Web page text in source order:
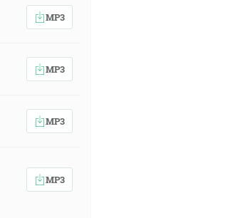
MP3
MP3
MP3
MP3